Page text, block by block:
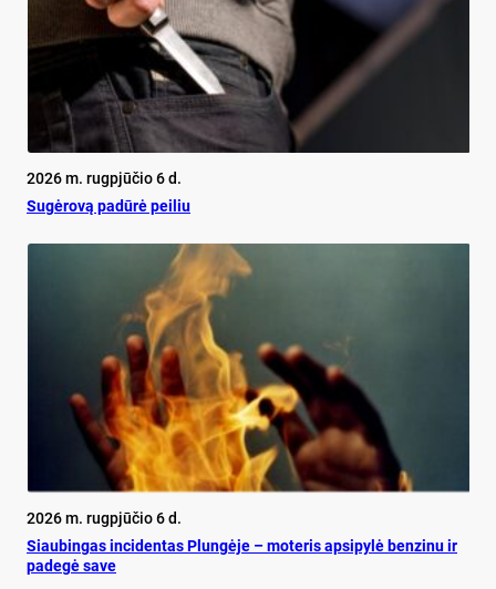
2026 m. rugpjūčio 6 d.
Su­gė­ro­vą pa­dū­rė pei­liu
2026 m. rugpjūčio 6 d.
Siau­bin­gas in­ci­den­tas Plun­gė­je – mo­te­ris ap­si­py­lė ben­zi­nu ir
pa­de­gė sa­ve